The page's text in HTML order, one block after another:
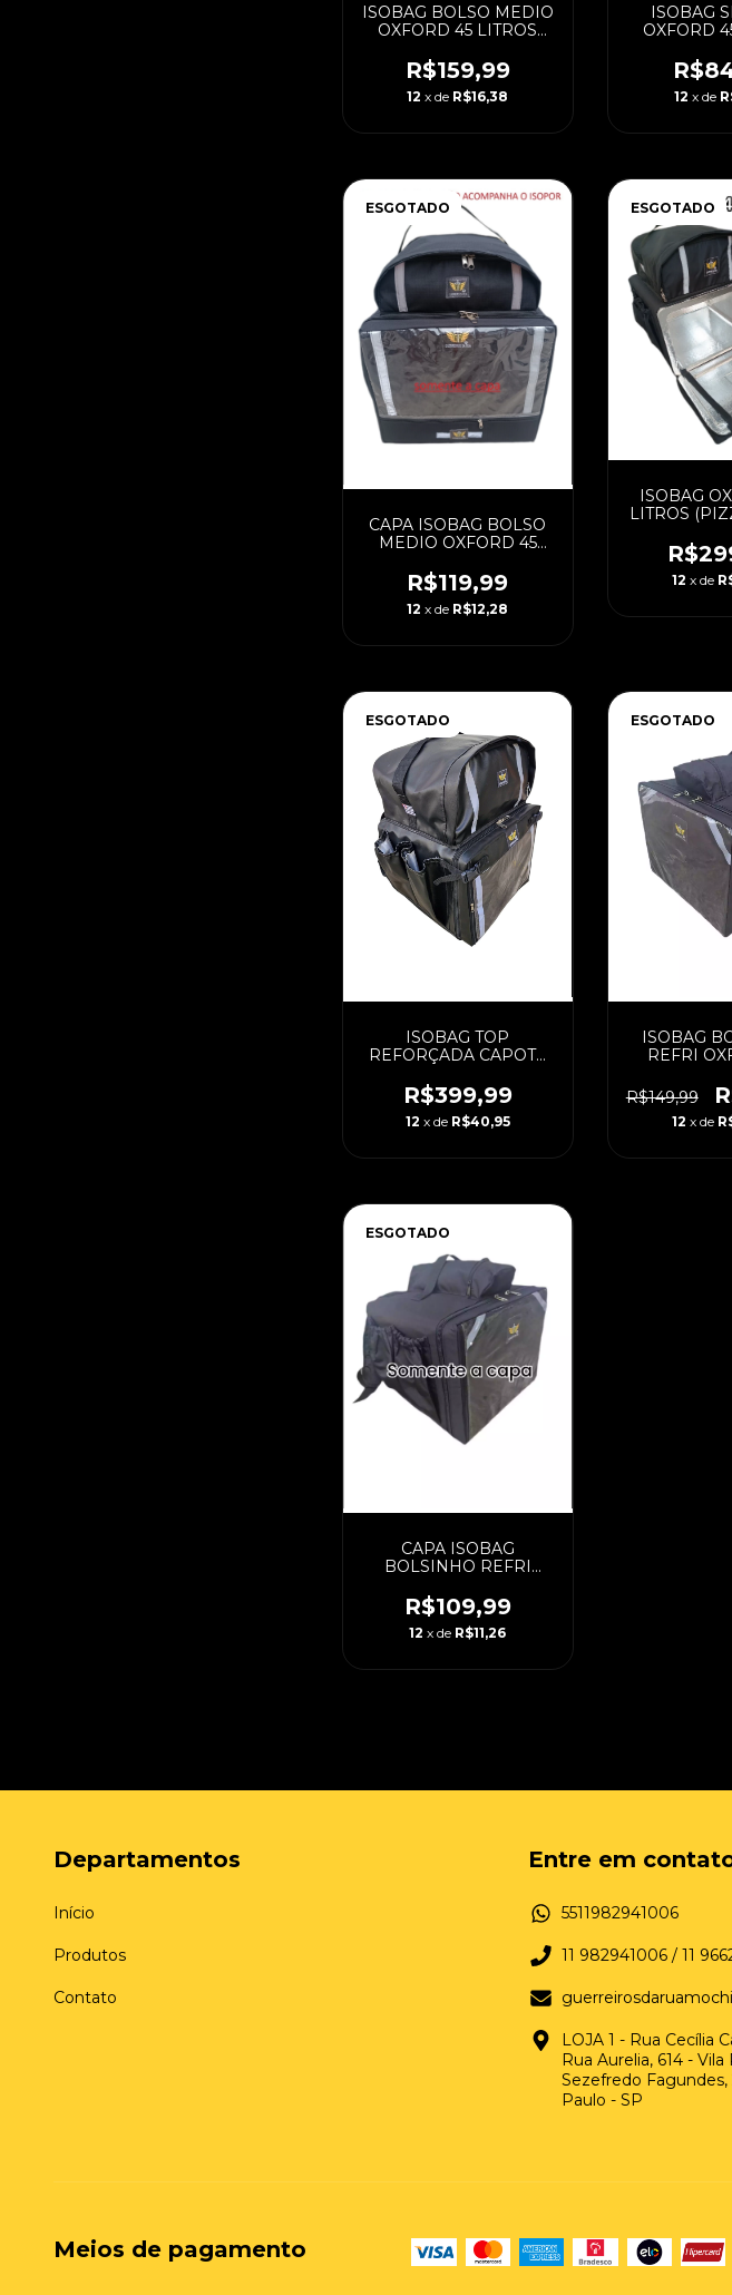
ISOBAG BOLSO MEDIO
OXFORD 45 LITROS
LAMINADA
R$159,99
12 x de R$16,38
ISOBAG
OXFORD
12 x de
ESGOTADO
CAPA ISOBAG BOLSO
MEDIO OXFORD 45
R$119,99
12 x de R$12,28
ESGOTADO
ISOBAG
LITROS
12 x de
ESGOTADO
ISOBAG TOP
REFORÇADA CAPOTA
COM CAIXA LAMINADA
R$399,99
12 x de R$40,95
ESGOTADO
ISOBAG
REFRI
CAIXA
R$149,99
12 x de
ESGOTADO
CAPA ISOBAG
BOLSINHO REFRI
(PADRAO)
R$109,99
12 x de R$11,26
Departamentos
Início
Produtos
Contato
Entre em
5511982941006
11 982941006 / 11
LOJA 1 - Rua Cecília
Rua Aurelia, 614 -
Sezefredo Fagundes,
Paulo - SP
Meios de pagamento